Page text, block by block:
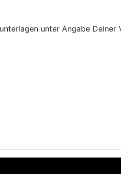
unter Angabe Deiner